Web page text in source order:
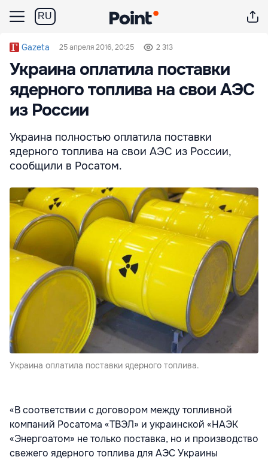
RU
Gazeta 25 апреля 2016, 20:25 2 313
Украина оплатила поставки
ядерного топлива на свои АЭС
из России
Украина полностью оплатила поставки
ядерного топлива на свои АЭС из России,
сообщили в Росатом.
Украина оплатила поставки ядерного топлива.
«В соответствии с договором между топливной
компаний Росатома «ТВЭЛ» и украинской «НАЭК
«Энергоатом» не только поставка, но и производство
свежего ядерного топлива для АЭС Украины